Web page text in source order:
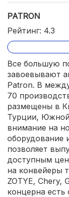
PATRON
Рейтинг: 4.3
Все большую
завоевывают
Patron. В
70
размещены в
Турции, Южной
внимание на
оборудование
позволяет
доступным
на конвейеры
ZOTYE, Chery,
концерна есть